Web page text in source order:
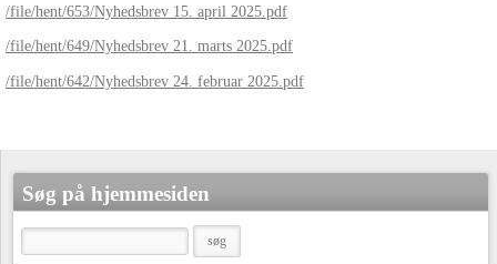
/file/hent/653/Nyhedsbrev 15. april 2025.pdf
/file/hent/649/Nyhedsbrev 21. marts 2025.pdf
/file/hent/642/Nyhedsbrev 24. februar 2025.pdf
Søg på hjemmesiden